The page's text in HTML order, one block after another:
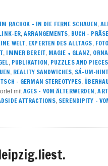
RACHOK – IN DIE FERNE SCHAUEN,
ER,ARRANGEMENTS, BUCH -
WELT, EXPERTEN DES ALLTAGS,
, IMMER BEREIT, MAGIE + GLANZ,
, PUBLIKATION, PUZZLES AND PIECES
, REALITY SANDWICHES, SÁ-UM-
– GERMAN STEREOTYPES,
mitAGES - VOM ÄLTERWERDEN,
ATTRACTIONS, SERENDIPITY –